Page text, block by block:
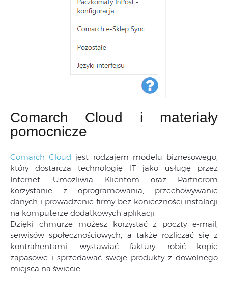
Comarch Cloud i materiały
pomocnicze
Comarch Cloud jest rodzajem modelu biznesowego,
który dostarcza technologię IT jako usługę przez
Internet. Umożliwia Klientom oraz Partnerom
korzystanie z oprogramowania, przechowywanie
danych i prowadzenie firmy bez konieczności instalacji
na komputerze dodatkowych aplikacji.
Dzięki chmurze możesz korzystać z poczty e-mail,
serwisów społecznościowych, a także rozliczać się z
kontrahentami, wystawiać faktury, robić kopie
zapasowe i sprzedawać swoje produkty z dowolnego
miejsca na świecie.